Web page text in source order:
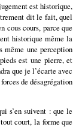
est historique,
dit le fait, quel
cous cours, parce que
historique même la
une perception
est une pierre, et
que je l’écarte avec
de désagrégation
s’en suivent : que le
court, la forme que